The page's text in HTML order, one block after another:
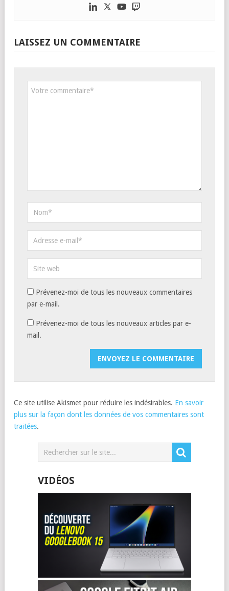
LAISSEZ UN COMMENTAIRE
Prévenez-moi de tous les nouveaux commentaires
par e-mail.
Prévenez-moi de tous les nouveaux articles par e-
mail.
Ce site utilise Akismet pour réduire les indésirables. En savoir
plus sur la façon dont les données de vos commentaires sont
traitées.
VIDÉOS